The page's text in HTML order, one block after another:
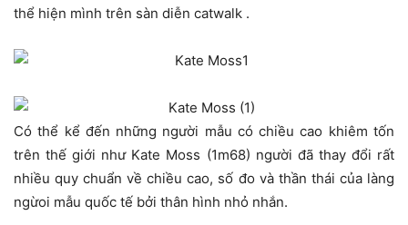
thể hiện mình trên sàn diễn catwalk .
Có thể kể đến những người mẫu có chiều cao khiêm tốn
trên thế giới như Kate Moss (1m68) người đã thay đổi rất
nhiều quy chuẩn về chiều cao, số đo và thần thái của làng
ngừoi mẫu quốc tế bởi thân hình nhỏ nhắn.